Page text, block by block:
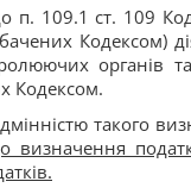
п. 109.1 ст. 109
Кодексом)
органів
Кодексом.
такого
визначення